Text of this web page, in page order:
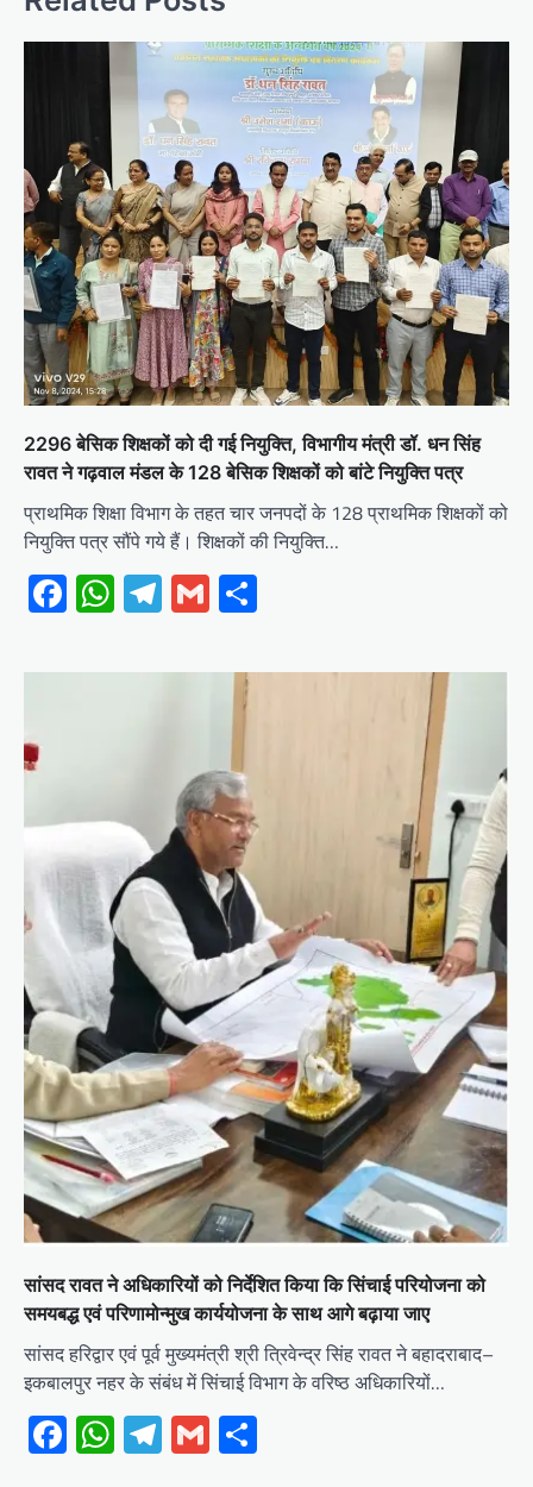
2296 बेसिक शिक्षकों को दी गई नियुक्ति, विभागीय मंत्री डॉ. धन सिंह
रावत ने गढ़वाल मंडल के 128 बेसिक शिक्षकों को बांटे नियुक्ति पत्र
प्राथमिक शिक्षा विभाग के तहत चार जनपदों के 128 प्राथमिक शिक्षकों को
नियुक्ति पत्र सौंपे गये हैं। शिक्षकों की नियुक्ति…
Facebook
WhatsApp
Telegram
Gmail
सांसद रावत ने अधिकारियों को निर्देशित किया कि सिंचाई परियोजना को
समयबद्ध एवं परिणामोन्मुख कार्ययोजना के साथ आगे बढ़ाया जाए
सांसद हरिद्वार एवं पूर्व मुख्यमंत्री श्री त्रिवेन्द्र सिंह रावत ने बहादराबाद–
इकबालपुर नहर के संबंध में सिंचाई विभाग के वरिष्ठ अधिकारियों…
Facebook
WhatsApp
Telegram
Gmail